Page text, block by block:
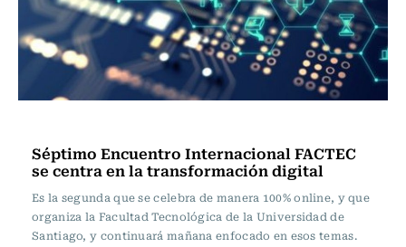
Séptimo Encuentro Internacional FACTEC
se centra en la transformación digital
Es la segunda que se celebra de manera 100% online, y que
organiza la Facultad Tecnológica de la Universidad de
Santiago, y continuará mañana enfocado en esos temas.